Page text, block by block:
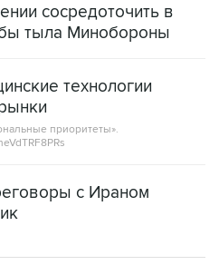
сосредоточить в
тыла Минобороны
технологии
приоритеты».
с Ираном